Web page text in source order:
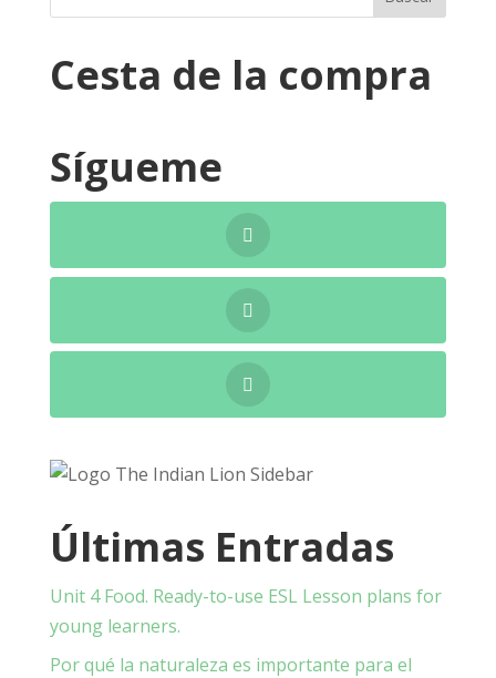
Cesta de la compra
Sígueme
Últimas Entradas
Unit 4 Food. Ready-to-use ESL Lesson plans for
young learners.
Por qué la naturaleza es importante para el